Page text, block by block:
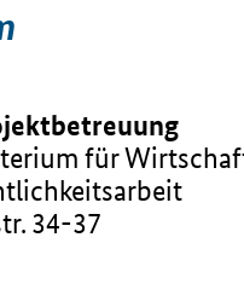
für
34-37